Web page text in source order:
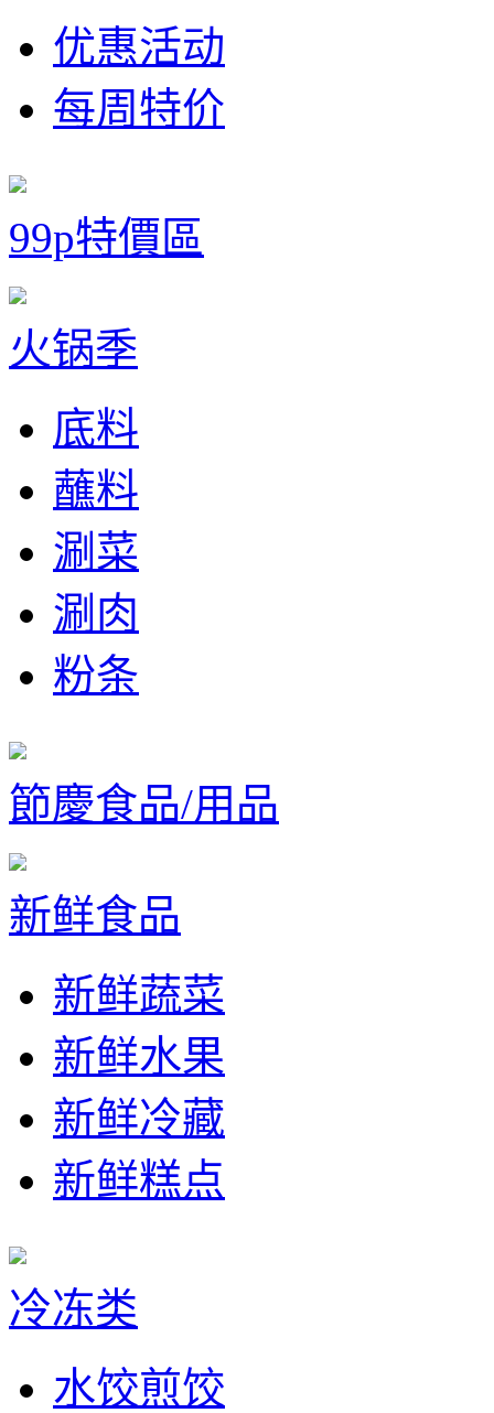
优惠活动
每周特价
99p特價區
火锅季
底料
蘸料
涮菜
涮肉
粉条
節慶食品/用品
新鲜食品
新鲜蔬菜
新鲜水果
新鲜冷藏
新鲜糕点
冷冻类
水饺煎饺